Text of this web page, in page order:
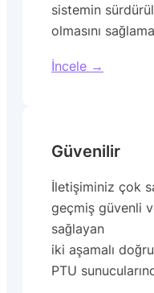
sistemin
olmasını
İncele →
Güvenilir
İletişiminiz çok
geçmiş güvenli
sağlayan
iki aşamalı
PTU